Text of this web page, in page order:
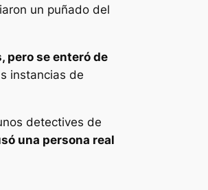
un puñado del
pero se enteró de
instancias de
detectives de
una persona real